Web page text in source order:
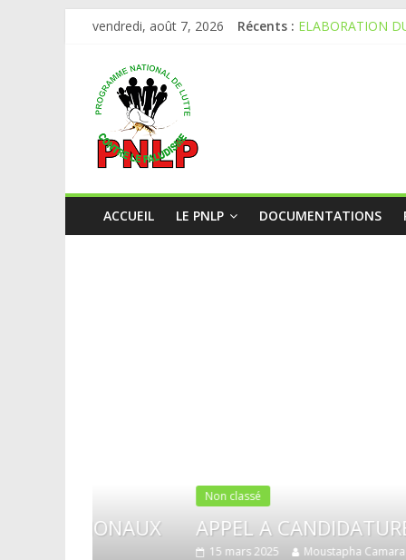
vendredi, août 7, 2026 Récents : ELABORATION
ACCUEIL LE PNLP DOCUMENTATIONS
APPEL A CANDIDATURE
15 mars 2025 Moustapha Camara 0